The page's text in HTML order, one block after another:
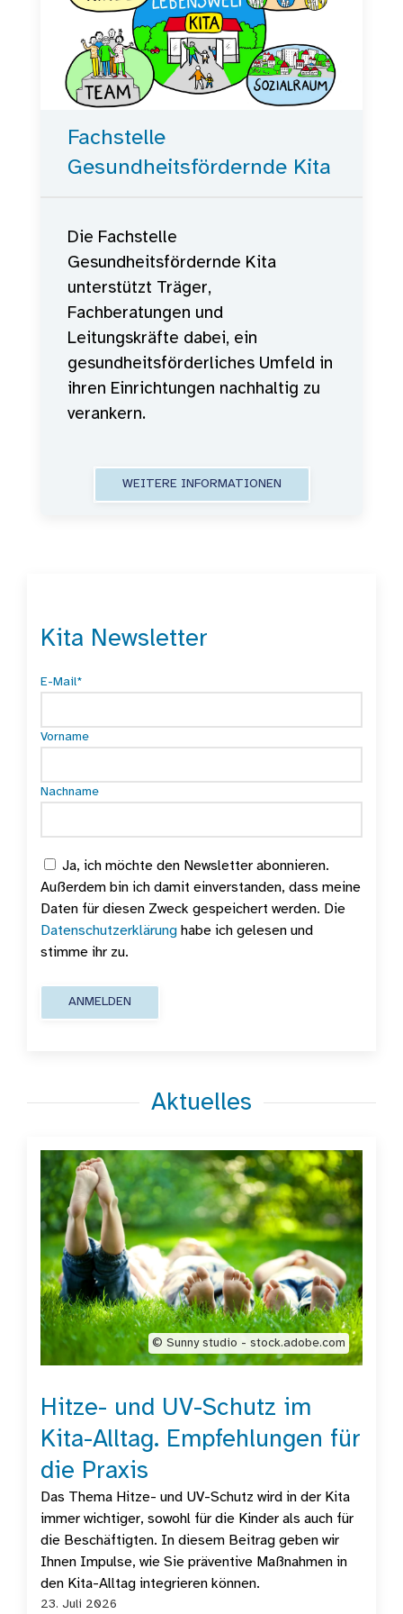
Fachstelle
Gesundheitsfördernde Kita
Die Fachstelle
Gesundheitsfördernde Kita
unterstützt Träger,
Fachberatungen und
Leitungskräfte dabei, ein
gesundheitsförderliches Umfeld in
ihren Einrichtungen nachhaltig zu
verankern.
WEITERE INFORMATIONEN
Kita Newsletter
E-Mail*
Vorname
Nachname
Ja, ich möchte den Newsletter abonnieren.
Außerdem bin ich damit einverstanden, dass meine
Daten für diesen Zweck gespeichert werden. Die
Datenschutzerklärung habe ich gelesen und
stimme ihr zu.
ANMELDEN
Aktuelles
©️ Sunny studio - stock.adobe.com
Hitze- und UV-Schutz im
Kita-Alltag. Empfehlungen für
die Praxis
Das Thema Hitze- und UV-Schutz wird in der Kita
immer wichtiger, sowohl für die Kinder als auch für
die Beschäftigten. In diesem Beitrag geben wir
Ihnen Impulse, wie Sie präventive Maßnahmen in
den Kita-Alltag integrieren können.
23. Juli 2026